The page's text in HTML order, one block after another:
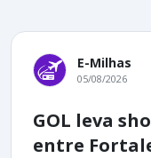
E-Milhas
05/08/2026
GOL leva
entre